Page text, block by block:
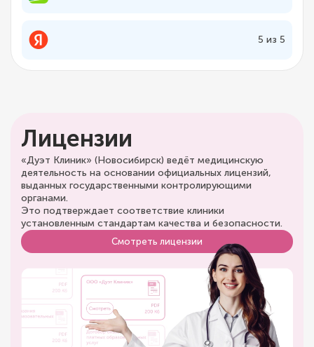
5 из 5
Лицензии
«Дуэт Клиник» (Новосибирск) ведёт медицинскую
деятельность на основании официальных лицензий,
выданных государственными контролирующими
органами.
Это подтверждает соответствие клиники
установленным стандартам качества и безопасности.
Смотреть лицензии